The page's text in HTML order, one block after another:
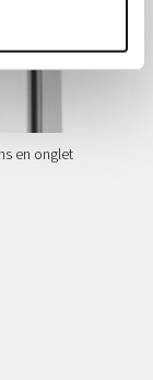
en onglet